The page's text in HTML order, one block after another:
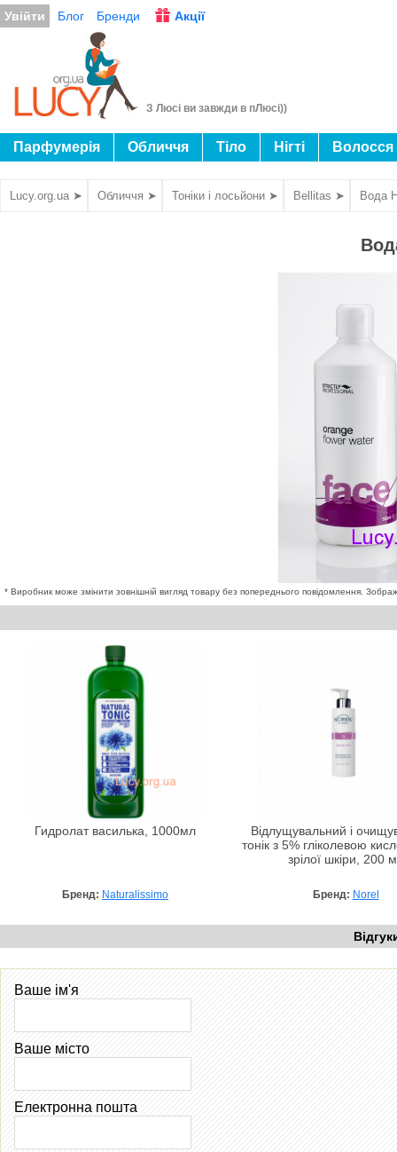
Увійти Блог Бренди Акції
З Люсі ви завжди в пЛюсі))
Парфумерія Обличчя Тіло Нігті Волосся
Lucy.org.ua ➤ Обличчя ➤ Тоніки і лосьйони ➤ Bellitas ➤ Вода
* Виробник може змінити зовнішній вигляд товару без попереднього повідомлення.
Гидролат василька, 1000мл
Бренд: Naturalissimo
Відлущувальний і
тонік з 5% гліколевою
зрілої шкіри, 200
Бренд: Norel
Ваше ім'я
Ваше місто
Електронна пошта